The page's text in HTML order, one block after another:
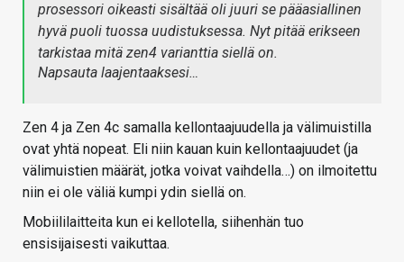
prosessori oikeasti sisältää oli juuri se pääasiallinen
hyvä puoli tuossa uudistuksessa. Nyt pitää erikseen
tarkistaa mitä zen4 varianttia siellä on.
Napsauta laajentaaksesi…
Zen 4 ja Zen 4c samalla kellontaajuudella ja välimuistilla
ovat yhtä nopeat. Eli niin kauan kuin kellontaajuudet (ja
välimuistien määrät, jotka voivat vaihdella…) on ilmoitettu
niin ei ole väliä kumpi ydin siellä on.
Mobiililaitteita kun ei kellotella, siihenhän tuo
ensisijaisesti vaikuttaa.